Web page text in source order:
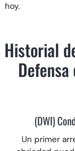
hoy.
Historial
(DWI)
Un primer